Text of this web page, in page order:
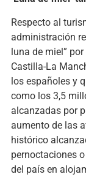
Respecto al
administración
luna de miel”
Castilla-La
los españoles y
como los 3,5
alcanzadas por
aumento de las
histórico
pernoctaciones
del país en